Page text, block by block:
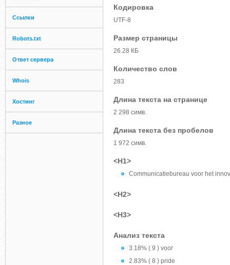
Ссылки
Robots.txt
Ответ сервера
Whois
Хостинг
Разное
Кодировка
UTF-8
Размер страницы
26.28 КБ
Количество слов
283
Длина текста на странице
2 298 симв.
Длина текста без пробелов
1 972 симв.
<H1>
Communicatiebureau voor het
<H2>
<H3>
Анализ текста
3.18% ( 9 ) voor
2.83% ( 8 ) pride